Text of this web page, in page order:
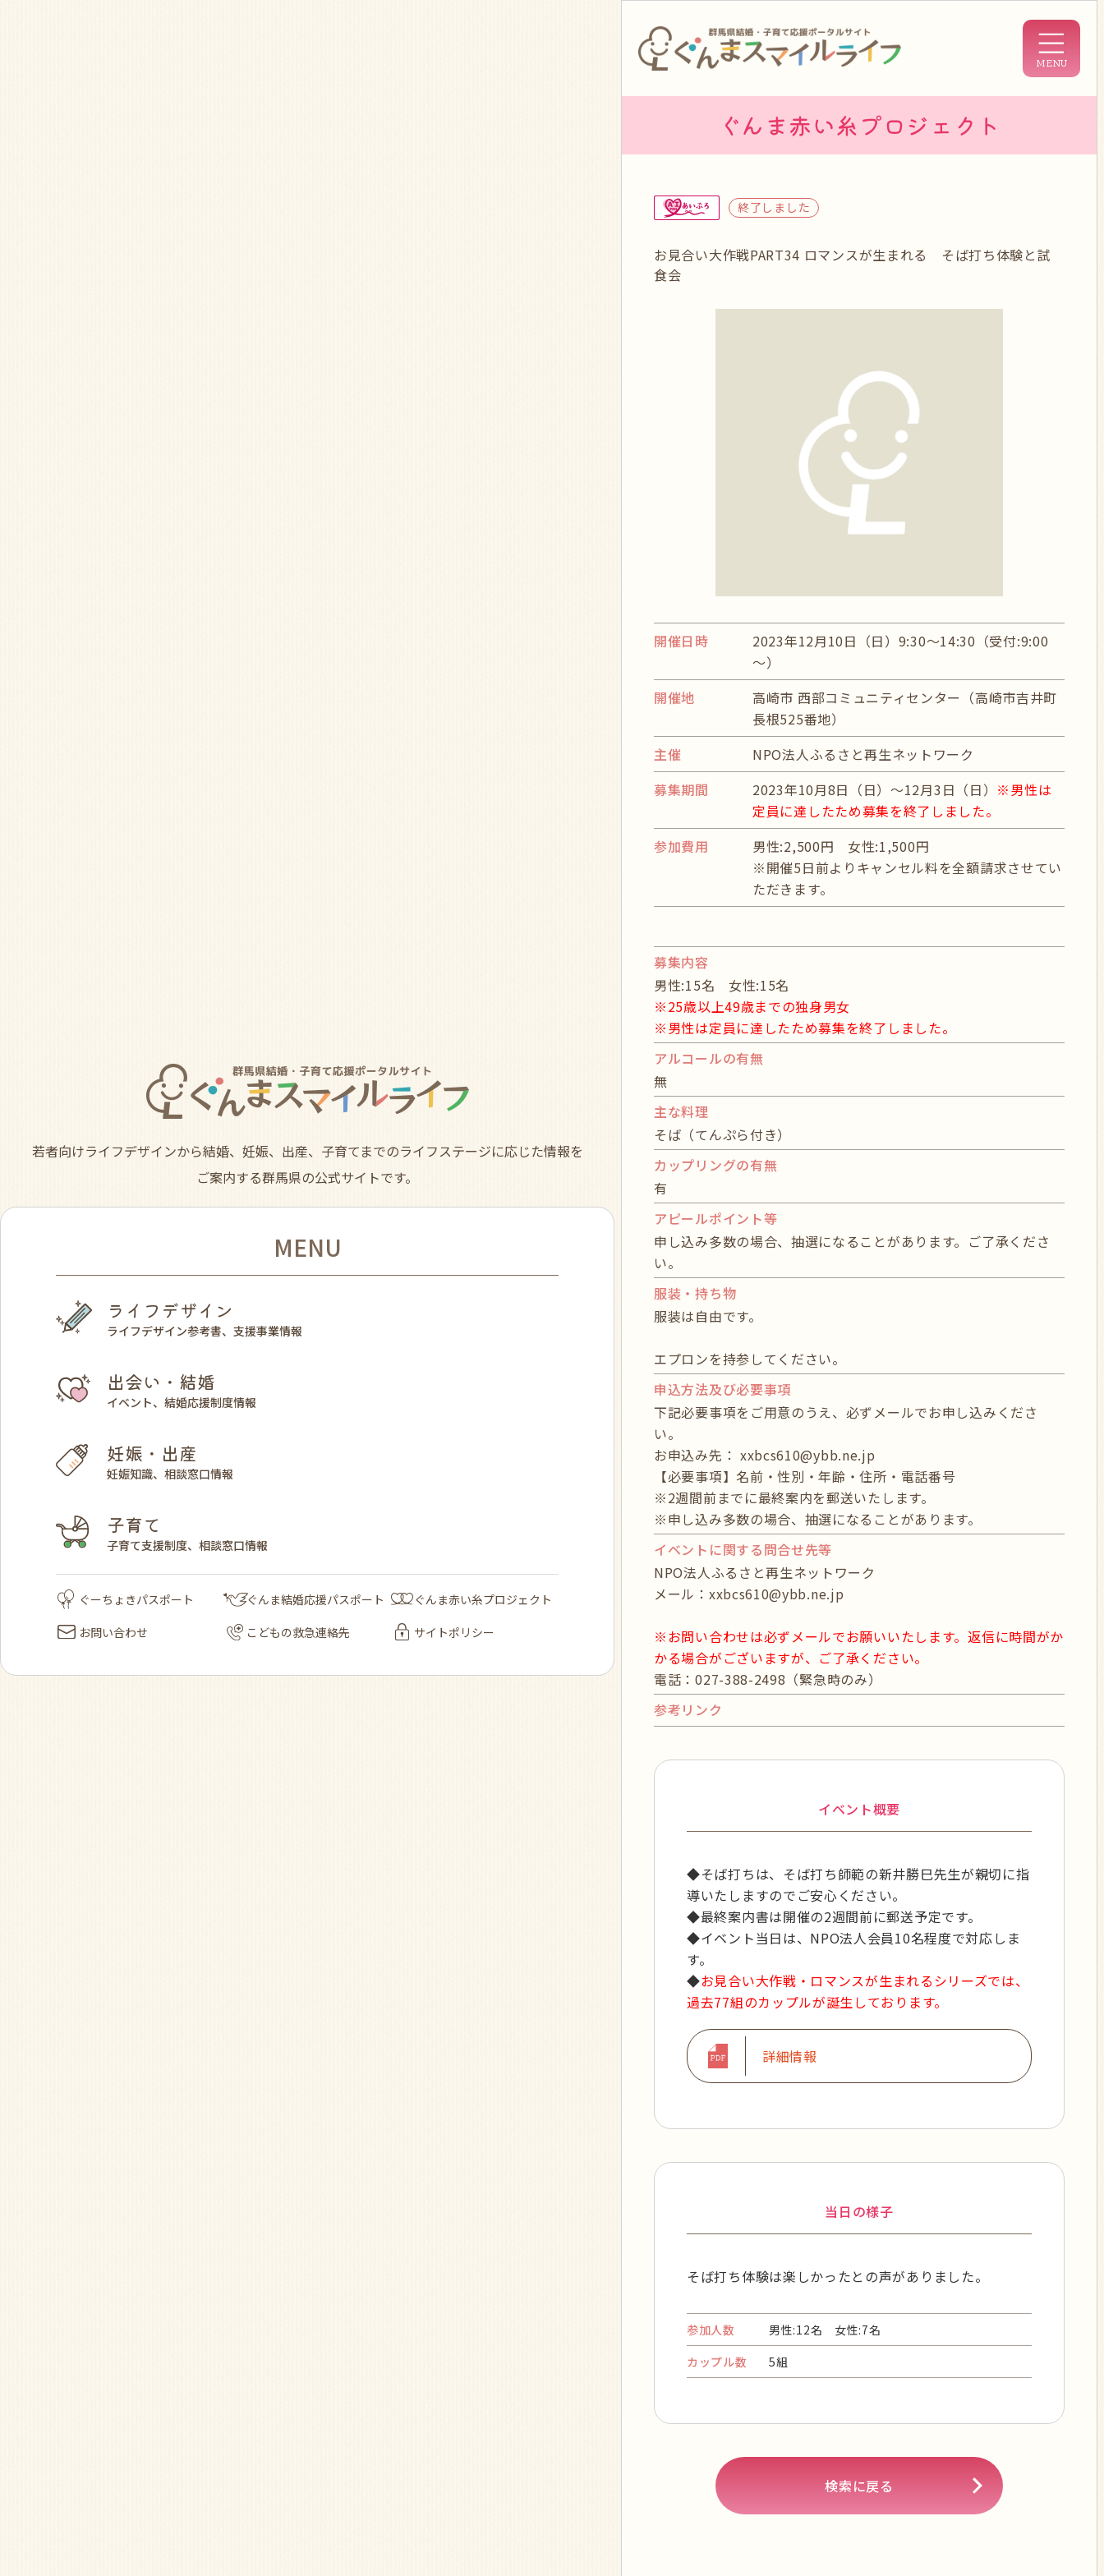
若者向けライフデザインから結婚、妊娠、出産、子育てまでのライフステージに応じた情報を
ご案内する群馬県の公式サイトです。
MENU
ライフデザイン
ライフデザイン参考書、支援事業情報
出会い・結婚
イベント、結婚応援制度情報
妊娠・出産
妊娠知識、相談窓口情報
子育て
子育て支援制度、相談窓口情報
ぐーちょきパスポート ぐんま結婚応援パスポート
ぐんま赤い糸プロジェクト
お問い合わせ
こどもの救急連絡先 サイトポリシー
ぐんま赤い糸プロジェクト
終了しました
お見合い大作戦PART34 ロマンスが生まれる そば打ち体験と試
食会
開催日時
2023年12月10日（日）9:30～14:30（受付:9:00
～）
開催地
高崎市 西部コミュニティセンター（高崎市吉井町
長根525番地）
主催
NPO法人ふるさと再生ネットワーク
募集期間
2023年10月8日（日）～12月3日（日） ※男性は
定員に達したため募集を終了しました。
参加費用
男性:2,500円 女性:1,500円
※開催5日前よりキャンセル料を全額請求させてい
ただきます。
募集内容
男性:15名 女性:15名
※25歳以上49歳までの独身男女
※男性は定員に達したため募集を終了しました。
アルコールの有無
無
主な料理
そば（てんぷら付き）
カップリングの有無
有
アピールポイント等
申し込み多数の場合、抽選になることがあります。ご了承くださ
い。
服装・持ち物
服装は自由です。
エプロンを持参してください。
申込方法及び必要事項
下記必要事項をご用意のうえ、必ずメールでお申し込みくださ
い。
お申込み先： xxbcs610@ybb.ne.jp
【必要事項】名前・性別・年齢・住所・電話番号
※2週間前までに最終案内を郵送いたします。
※申し込み多数の場合、抽選になることがあります。
イベントに関する問合せ先等
NPO法人ふるさと再生ネットワーク
メール：xxbcs610@ybb.ne.jp
※お問い合わせは必ずメールでお願いいたします。返信に時間がか
かる場合がございますが、ご了承ください。
電話：027-388-2498（緊急時のみ）
参考リンク
イベント概要
◆そば打ちは、そば打ち師範の新井勝巳先生が親切に指
導いたしますのでご安心ください。
◆最終案内書は開催の2週間前に郵送予定です。
◆イベント当日は、NPO法人会員10名程度で対応しま
す。
◆お見合い大作戦・ロマンスが生まれるシリーズでは、
過去77組のカップルが誕生しております。
詳細情報
当日の様子
そば打ち体験は楽しかったとの声がありました。
参加人数
男性:12名 女性:7名
カップル数
5組
検索に戻る